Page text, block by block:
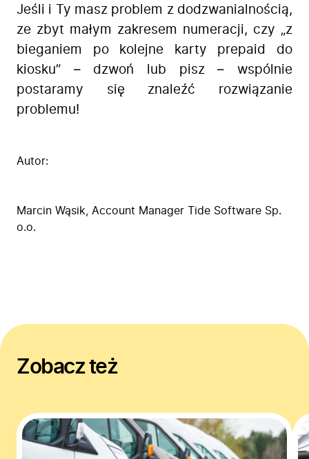
Jeśli i Ty masz problem z dodzwanialnością,
ze zbyt małym zakresem numeracji, czy „z
bieganiem po kolejne karty prepaid do
kiosku” – dzwoń lub pisz – wspólnie
postaramy się znaleźć rozwiązanie
problemu!
Autor:
Marcin Wąsik , Account Manager Tide Software Sp.
o.o.
Zobacz też